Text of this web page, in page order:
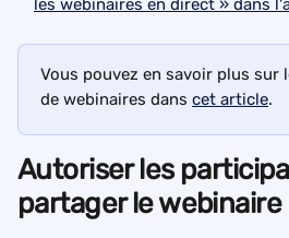
Vous pouvez en savoir plus sur
de webinaires dans cet article.
Autoriser les
partager le webinaire